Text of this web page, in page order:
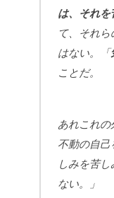
は、それを
て、それ
はない。「
ことだ。
あれこれ
不動の自
しみを苦
ない。」